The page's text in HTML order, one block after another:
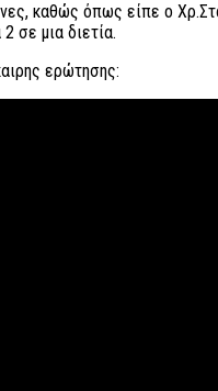
καθώς όπως είπε ο
σε μια διετία.
ερώτησης: